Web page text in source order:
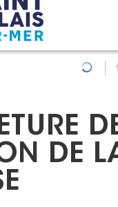
des cookies
DE